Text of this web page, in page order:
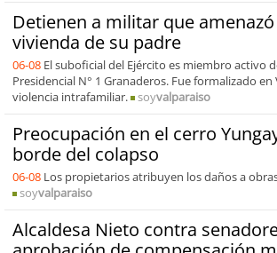
Detienen a militar que
vivienda de su padre
06-08 El suboficial del Ejército es miembro activo
Presidencial N° 1 Granaderos. Fue formalizado
violencia intrafamiliar.
soyvalparaiso
Preocupación en el cerro
borde del colapso
06-08 Los propietarios atribuyen los daños a
soyvalparaiso
Alcaldesa Nieto contra